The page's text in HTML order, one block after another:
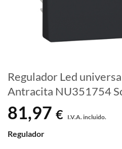
Regulador Led
Antracita NU351754
81,97 € I.V.A. incluido.
Regulador